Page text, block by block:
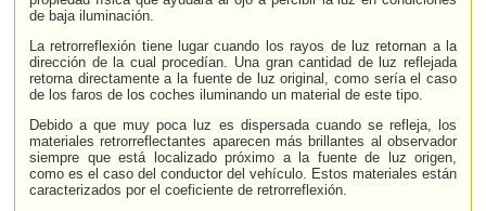
de baja iluminación.
La retrorreflexión tiene lugar cuando los rayos de luz retornan a la
dirección de la cual procedían. Una gran cantidad de luz reflejada
retorna directamente a la fuente de luz original, como sería el caso
de los faros de los coches iluminando un material de este tipo.
Debido a que muy poca luz es dispersada cuando se refleja, los
materiales retrorreflectantes aparecen más brillantes al observador
siempre que está localizado próximo a la fuente de luz origen,
como es el caso del conductor del vehículo. Estos materiales están
caracterizados por el coeficiente de retrorreflexión.